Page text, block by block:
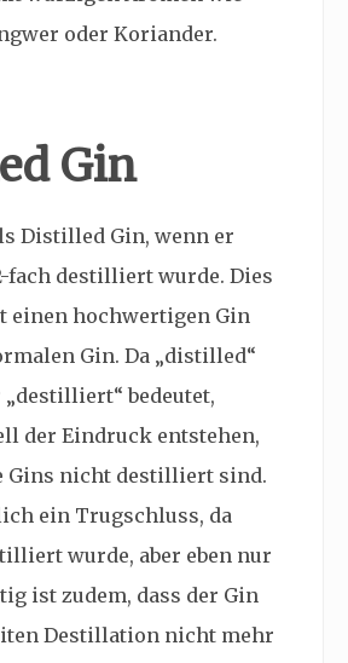
oder Koriander.
Gin
Distilled Gin, wenn er
fach destilliert wurde. Dies
einen hochwertigen Gin
Gin. Da „distilled“
bedeutet,
der Eindruck entstehen,
Gins nicht destilliert sind.
ein Trugschluss, da
wurde, aber eben nur
ist zudem, dass der Gin
Destillation nicht mehr